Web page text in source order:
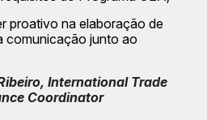
proativo na elaboração de
comunicação junto ao
International Trade
Coordinator